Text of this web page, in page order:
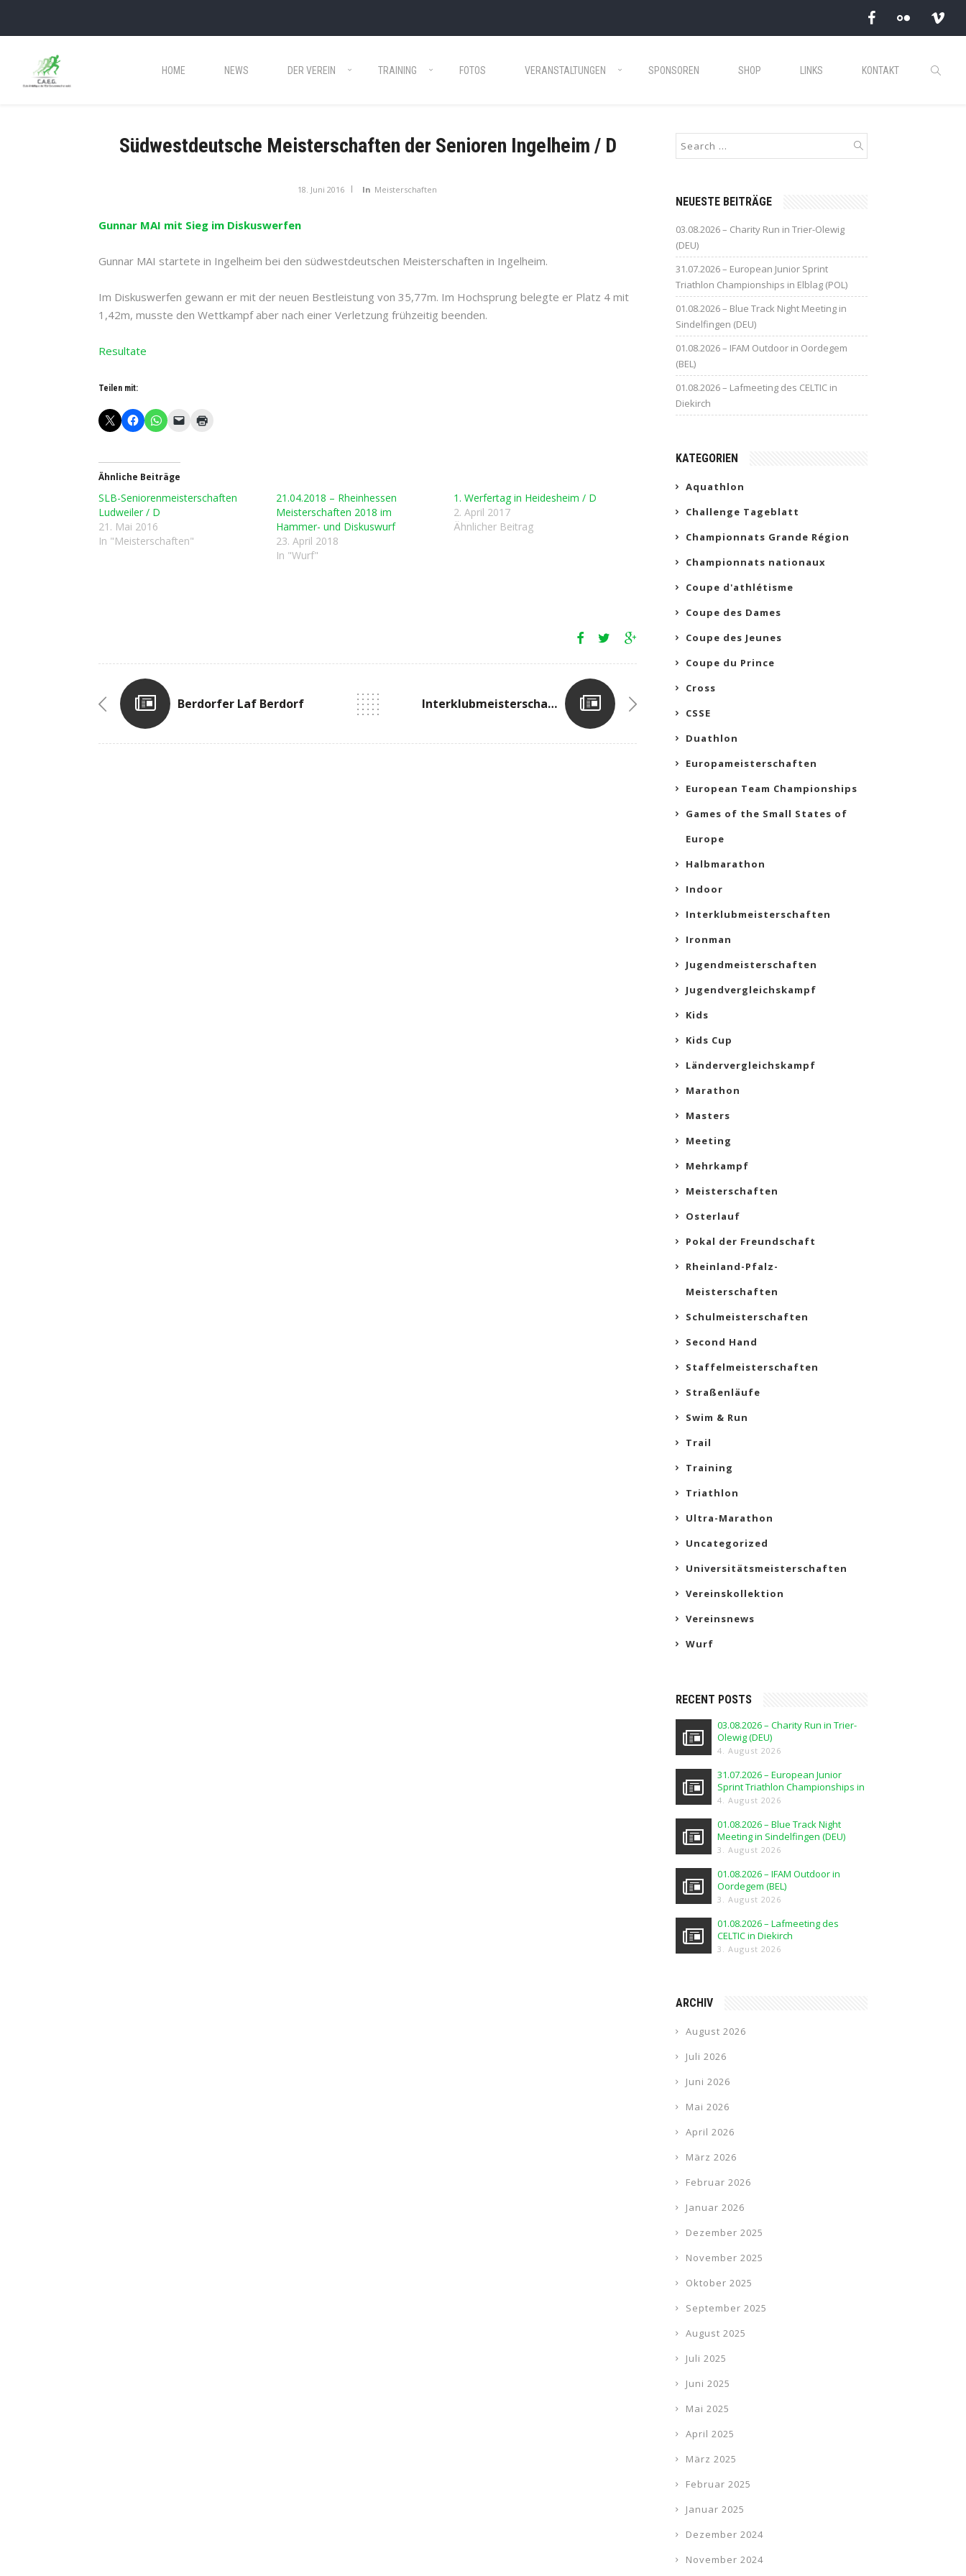
HOME NEWS DER VEREIN TRAINING FOTOS VERANSTALTUNGEN SPONSOREN SHOP LINKS KONTAKT
Südwestdeutsche Meisterschaften der Senioren Ingelheim / D
18. Juni 2016 In Meisterschaften
Gunnar MAI mit Sieg im Diskuswerfen
Gunnar MAI startete in Ingelheim bei den südwestdeutschen Meisterschaften in Ingelheim.
Im Diskuswerfen gewann er mit der neuen Bestleistung von 35,77m. Im Hochsprung belegte er Platz 4 mit
1,42m, musste den Wettkampf aber nach einer Verletzung frühzeitig beenden.
Resultate
Teilen mit:
Ähnliche Beiträge
SLB-Seniorenmeisterschaften
Ludweiler / D
21. Mai 2016
In "Meisterschaften"
21.04.2018 – Rheinhessen
Meisterschaften 2018 im
Hammer- und Diskuswurf
23. April 2018
In "Wurf"
1. Werfertag in Heidesheim / D
2. April 2017
Ähnlicher Beitrag
Berdorfer Laf Berdorf Interklubmeisterschaften Diekirch
NEUESTE BEITRÄGE
03.08.2026 – Charity Run in Trier-Olewig
(DEU)
31.07.2026 – European Junior Sprint
Triathlon Championships in Elblag (POL)
01.08.2026 – Blue Track Night Meeting in
Sindelfingen (DEU)
01.08.2026 – IFAM Outdoor in Oordegem
(BEL)
01.08.2026 – Lafmeeting des CELTIC in
Diekirch
KATEGORIEN
Aquathlon
Challenge Tageblatt
Championnats Grande Région
Championnats nationaux
Coupe d'athlétisme
Coupe des Dames
Coupe des Jeunes
Coupe du Prince
Cross
CSSE
Duathlon
Europameisterschaften
European Team Championships
Games of the Small States of
Europe
Halbmarathon
Indoor
Interklubmeisterschaften
Ironman
Jugendmeisterschaften
Jugendvergleichskampf
Kids
Kids Cup
Ländervergleichskampf
Marathon
Masters
Meeting
Mehrkampf
Meisterschaften
Osterlauf
Pokal der Freundschaft
Rheinland-Pfalz-
Meisterschaften
Schulmeisterschaften
Second Hand
Staffelmeisterschaften
Straßenläufe
Swim & Run
Trail
Training
Triathlon
Ultra-Marathon
Uncategorized
Universitätsmeisterschaften
Vereinskollektion
Vereinsnews
Wurf
RECENT POSTS
03.08.2026 – Charity Run in Trier-
Olewig (DEU)
4. August 2026
31.07.2026 – European Junior
Sprint Triathlon Championships in
Elblag (POL)
4. August 2026
01.08.2026 – Blue Track Night
Meeting in Sindelfingen (DEU)
3. August 2026
01.08.2026 – IFAM Outdoor in
Oordegem (BEL)
3. August 2026
01.08.2026 – Lafmeeting des
CELTIC in Diekirch
3. August 2026
ARCHIV
August 2026
Juli 2026
Juni 2026
Mai 2026
April 2026
März 2026
Februar 2026
Januar 2026
Dezember 2025
November 2025
Oktober 2025
September 2025
August 2025
Juli 2025
Juni 2025
Mai 2025
April 2025
März 2025
Februar 2025
Januar 2025
Dezember 2024
November 2024